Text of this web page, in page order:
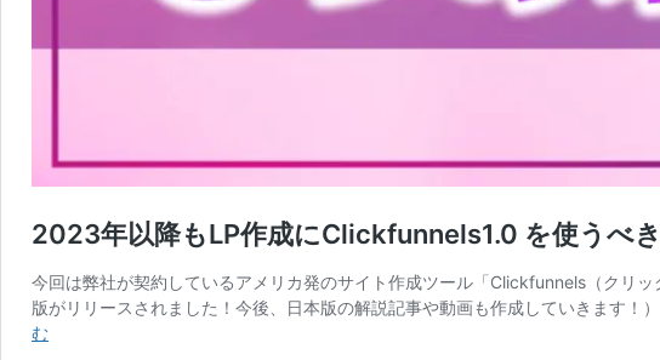
2023年以降もLP作成にClickfunnels1.0 を使うべ
今回は弊社が契約しているアメリカ発のサイト作成ツール「Clickfunnels（クリ
版がリリースされました！今後、日本版の解説記事や動画も作成していきます
む2023